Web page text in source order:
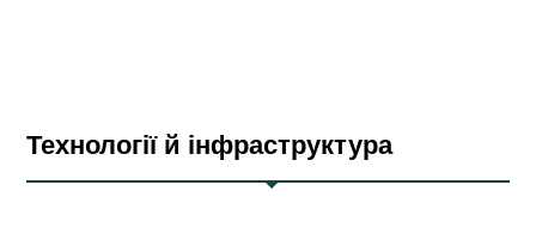
Технології й інфраструктура